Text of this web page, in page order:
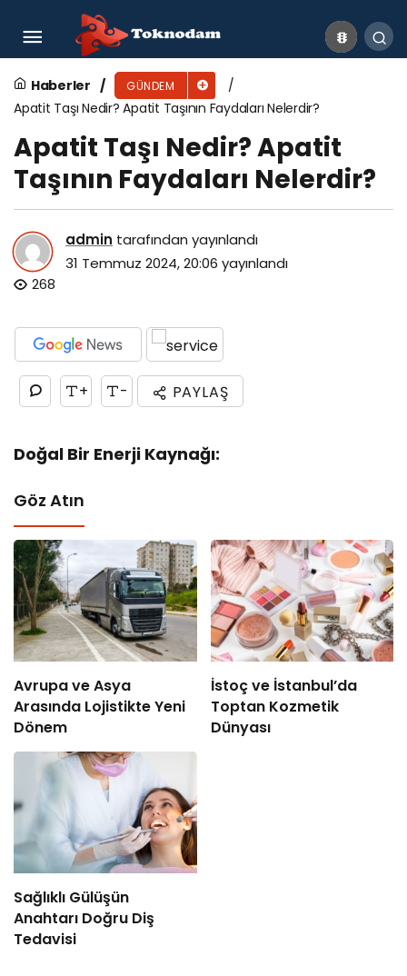
Haberler GÜNDEM
Apatit Taşı Nedir? Apatit Taşının Faydaları Nelerdir?
Apatit Taşı Nedir? Apatit
Taşının Faydaları Nelerdir?
admin tarafından yayınlandı
31 Temmuz 2024, 20:06 yayınlandı
268
+ - PAYLAŞ
Doğal Bir Enerji Kaynağı:
Göz Atın
Avrupa ve Asya
Arasında Lojistikte Yeni
Dönem
İstoç ve İstanbul’da
Toptan Kozmetik
Dünyası
Sağlıklı Gülüşün
Anahtarı Doğru Diş
Tedavisi
Amazonit Taşı Nedir? Amazonit Taşının
Faydaları Nelerdir?